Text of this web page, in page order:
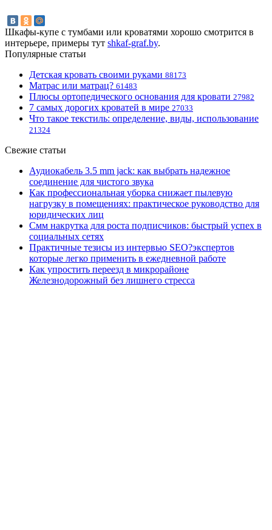
Шкафы-купе с тумбами или кроватями хорошо смотрится в
интерьере, примеры тут shkaf-graf.by.
Популярные статьи
Детская кровать своими руками 88173
Матрас или матрац? 61483
Плюсы ортопедического основания для кровати 27982
7 самых дорогих кроватей в мире 27033
Что такое текстиль: определение, виды, использование
21324
Свежие статьи
Аудиокабель 3.5 mm jack: как выбрать надежное
соединение для чистого звука
Как профессиональная уборка снижает пылевую
нагрузку в помещениях: практическое руководство для
юридических лиц
Смм накрутка для роста подписчиков: быстрый успех в
социальных сетях
Практичные тезисы из интервью SEO?экспертов
которые легко применить в ежедневной работе
Как упростить переезд в микрорайоне
Железнодорожный без лишнего стресса